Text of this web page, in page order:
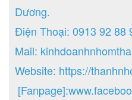
Dương.
Điện Thoại: 0913 92 88
Mail:
Website: https://
[Fanpage]: